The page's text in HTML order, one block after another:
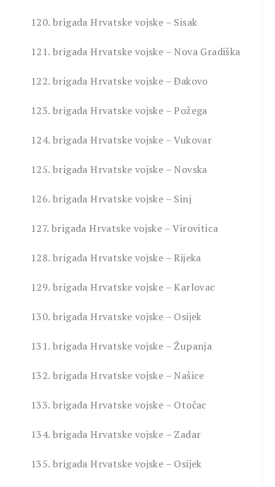
120. brigada Hrvatske vojske – Sisak
121. brigada Hrvatske vojske – Nova Gradiška
122. brigada Hrvatske vojske – Đakovo
123. brigada Hrvatske vojske – Požega
124. brigada Hrvatske vojske – Vukovar
125. brigada Hrvatske vojske – Novska
126. brigada Hrvatske vojske – Sinj
127. brigada Hrvatske vojske – Virovitica
128. brigada Hrvatske vojske – Rijeka
129. brigada Hrvatske vojske – Karlovac
130. brigada Hrvatske vojske – Osijek
131. brigada Hrvatske vojske – Županja
132. brigada Hrvatske vojske – Našice
133. brigada Hrvatske vojske – Otočac
134. brigada Hrvatske vojske – Zadar
135. brigada Hrvatske vojske – Osijek